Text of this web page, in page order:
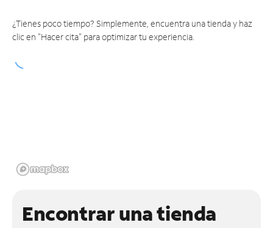
¿Tienes poco tiempo? Simplemente, encuentra una tienda y haz
clic en "Hacer cita" para optimizar tu experiencia.
Encontrar una tienda